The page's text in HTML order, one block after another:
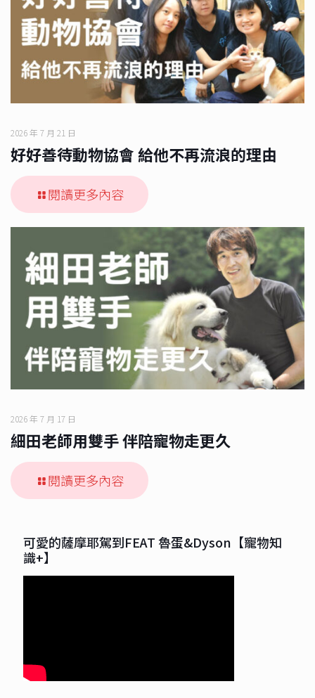
2026 年 7 月 21 日
好好善待動物協會 給他不再流浪的理由
閱讀更多內容
2026 年 7 月 17 日
細田老師用雙手 伴陪寵物走更久
閱讀更多內容
可愛的薩摩耶駕到FEAT 魯蛋&Dyson【寵物知
識+】